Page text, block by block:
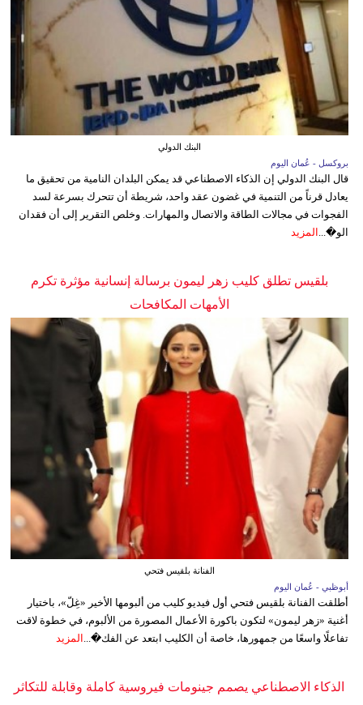
البنك الدولي
بروكسل - عُمان اليوم
قال البنك الدولي إن الذكاء الاصطناعي قد يمكن البلدان النامية من تحقيق ما
يعادل قرناً من التنمية في غضون عقد واحد، شريطة أن تتحرك بسرعة لسد
الفجوات في مجالات الطاقة والاتصال والمهارات. وخلص التقرير إلى أن فقدان
الو�... المزيد
بلقيس تطلق كليب زهر ليمون برسالة إنسانية مؤثرة تكرم
الأمهات المكافحات
الفنانة بلقيس فتحي
أبوظبي - عُمان اليوم
أطلقت الفنانة بلقيس فتحي أول فيديو كليب من ألبومها الأخير «غِلّ»، باختيار
أغنية «زهر ليمون» لتكون باكورة الأعمال المصورة من الألبوم، في خطوة لاقت
تفاعلًا واسعًا من جمهورها، خاصة أن الكليب ابتعد عن الفك�...
المزيد
الذكاء الاصطناعي يصمم جينومات فيروسية كاملة وقابلة للتكاثر